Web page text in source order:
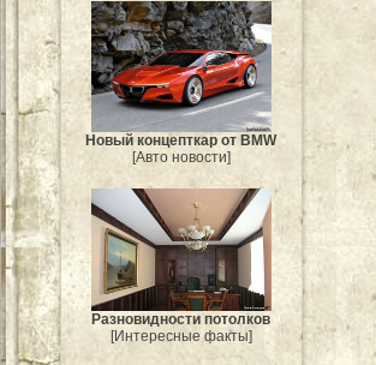
Новый концепткар от BMW
[Авто новости]
Разновидности потолков
[Интересные факты]